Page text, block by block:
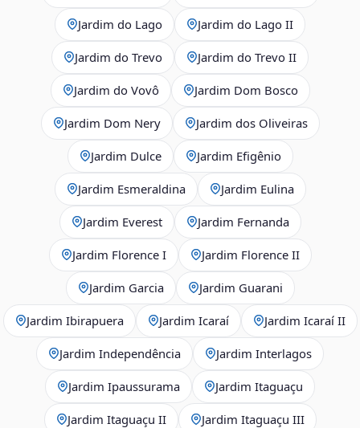
Jardim do Lago Jardim do Lago II
Jardim do Trevo Jardim do Trevo II
Jardim do Vovô Jardim Dom Bosco
Jardim Dom Nery Jardim dos Oliveiras
Jardim Dulce Jardim Efigênio
Jardim Esmeraldina Jardim Eulina
Jardim Everest Jardim Fernanda
Jardim Florence I Jardim Florence II
Jardim Garcia Jardim Guarani
Jardim Ibirapuera Jardim Icaraí Jardim Icaraí II
Jardim Independência Jardim Interlagos
Jardim Ipaussurama Jardim Itaguaçu
Jardim Itaguaçu II Jardim Itaguaçu III